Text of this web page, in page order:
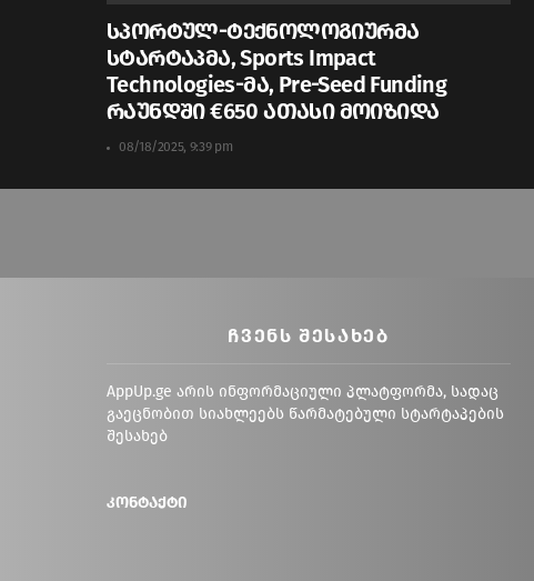
სპორტულ-ტექნოლოგიურმა
სტარტაპმა, Sports Impact
Technologies-მა, Pre-Seed Funding
რაუნდში €650 ათასი მოიზიდა
08/18/2025, 9:39 pm
ᲩᲕᲔᲜᲡ ᲨᲔᲡᲐᲮᲔᲑ
AppUp.ge არის ინფორმაციული პლატფორმა, სადაც
გაეცნობით სიახლეებს წარმატებული სტარტაპების
შესახებ
კონტაქტი